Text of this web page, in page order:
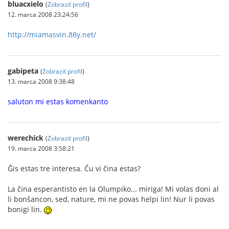
bluacxielo (Zobraziť profil)
12. marca 2008 23:24:56
http://miamasvin.88y.net/
gabipeta (Zobraziť profil)
13. marca 2008 9:38:48
saluton mi estas komenkanto
werechick (Zobraziť profil)
19. marca 2008 3:58:21
Ĝis estas tre interesa. Ĉu vi ĉina estas?
La ĉina esperantisto en la Olumpiko... miriga! Mi volas doni al
li bonŝancon, sed, nature, mi ne povas helpi lin! Nur li povas
bonigi lin.